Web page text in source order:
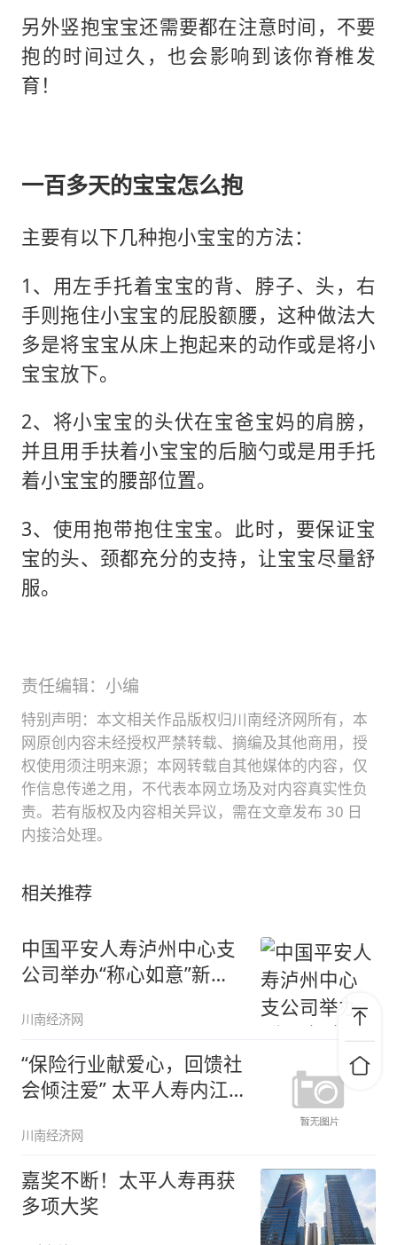
另外竖抱宝宝还需要都在注意时间，不要
抱的时间过久，也会影响到该你脊椎发
育！
一百多天的宝宝怎么抱
主要有以下几种抱小宝宝的方法：
1、用左手托着宝宝的背、脖子、头，右
手则拖住小宝宝的屁股额腰，这种做法大
多是将宝宝从床上抱起来的动作或是将小
宝宝放下。
2、将小宝宝的头伏在宝爸宝妈的肩膀，
并且用手扶着小宝宝的后脑勺或是用手托
着小宝宝的腰部位置。
3、使用抱带抱住宝宝。此时，要保证宝
宝的头、颈都充分的支持，让宝宝尽量舒
服。
责任编辑：小编
特别声明：本文相关作品版权归川南经济网所有，本
网原创内容未经授权严禁转载、摘编及其他商用，授
权使用须注明来源；本网转载自其他媒体的内容，仅
作信息传递之用，不代表本网立场及对内容真实性负
责。若有版权及内容相关异议，需在文章发布 30 日
内接洽处理。
相关推荐
中国平安人寿泸州中心支
公司举办“称心如意”新产
川南经济网
“保险行业献爱心，回馈社
会倾注爱” 太平人寿内江
川南经济网
嘉奖不断！太平人寿再获
多项大奖